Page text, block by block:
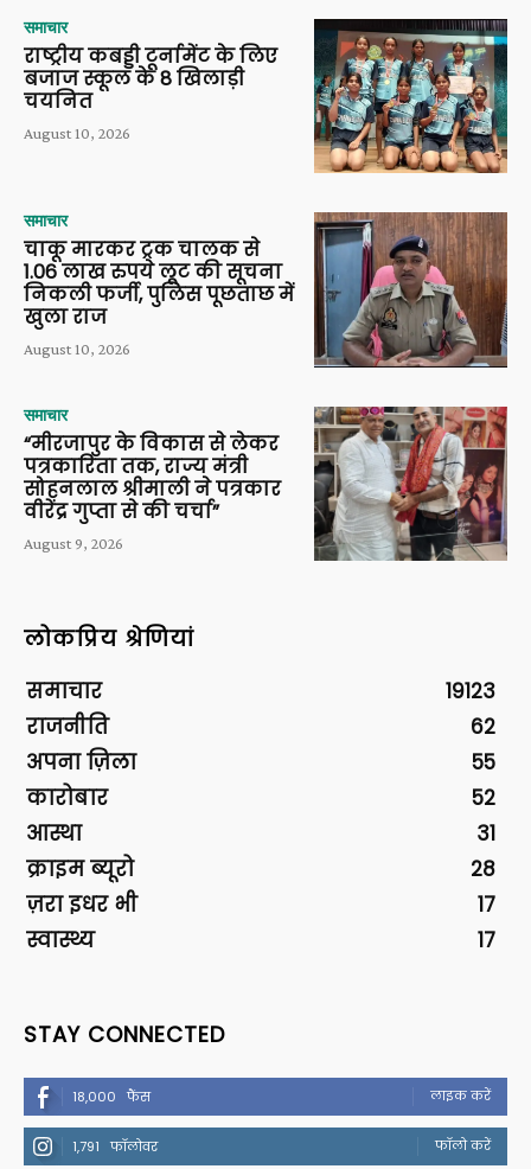
समाचार
राष्ट्रीय कबड्डी टूर्नामेंट के लिए
बजाज स्कूल के 8 खिलाड़ी
चयनित
August 10, 2026
समाचार
चाकू मारकर ट्रक चालक से
1.06 लाख रुपये लूट की सूचना
निकली फर्जी, पुलिस पूछताछ में
खुला राज
August 10, 2026
समाचार
“मीरजापुर के विकास से लेकर
पत्रकारिता तक, राज्य मंत्री
सोहनलाल श्रीमाली ने पत्रकार
वीरेंद्र गुप्ता से की चर्चा”
August 9, 2026
लोकप्रिय श्रेणियां
समाचार
19123
राजनीति
62
अपना ज़िला
55
कारोबार
52
आस्था
31
क्राइम ब्यूरो
28
ज़रा इधर भी
17
स्वास्थ्य
17
STAY CONNECTED
18,000 फैंस लाइक करें
1,791 फॉलोवर फॉलो करें